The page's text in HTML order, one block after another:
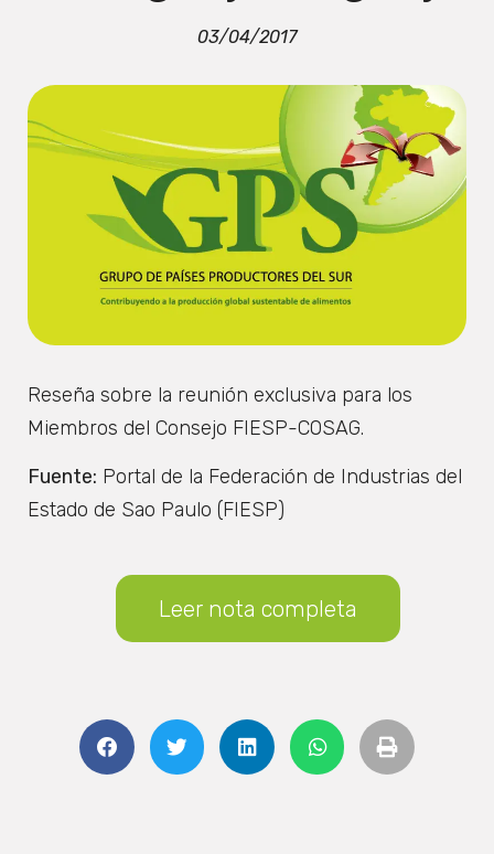
03/04/2017
Reseña sobre la reunión exclusiva para los
Miembros del Consejo FIESP-COSAG.
Fuente: Portal de la Federación de Industrias del
Estado de Sao Paulo (FIESP)
Leer nota completa